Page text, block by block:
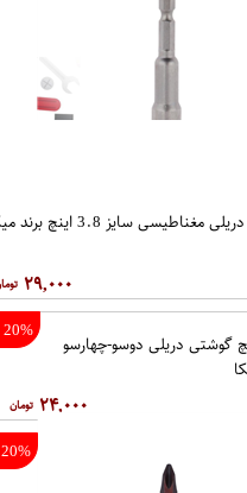
سایز 3.8 اینچ برند میکا
۲۹,۰۰۰
20%
گوشتی دریلی دوسو-چهارسو
۲۴,۰۰۰
20%